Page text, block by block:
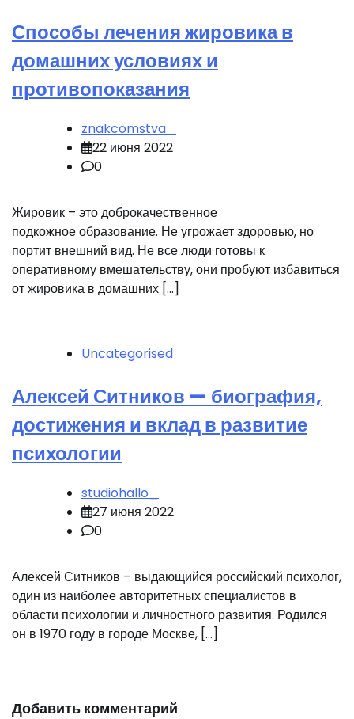
Способы лечения жировика в
домашних условиях и
противопоказания
znakcomstva_
22 июня 2022
0
Жировик – это доброкачественное
подкожное образование. Не угрожает здоровью, но
портит внешний вид. Не все люди готовы к
оперативному вмешательству, они пробуют избавиться
от жировика в домашних […]
Uncategorised
Алексей Ситников — биография,
достижения и вклад в развитие
психологии
studiohallo_
27 июня 2022
0
Алексей Ситников – выдающийся российский психолог,
один из наиболее авторитетных специалистов в
области психологии и личностного развития. Родился
он в 1970 году в городе Москве, […]
Добавить комментарий